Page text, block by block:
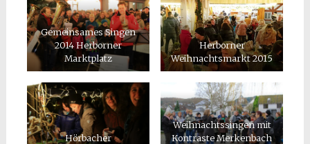
Gemeinsames Singen
2014 Herborner
Marktplatz
Herborner
Weihnachtsmarkt 2015
Hörbacher
Weihnachtssingen mit
Kontraste Merkenbach